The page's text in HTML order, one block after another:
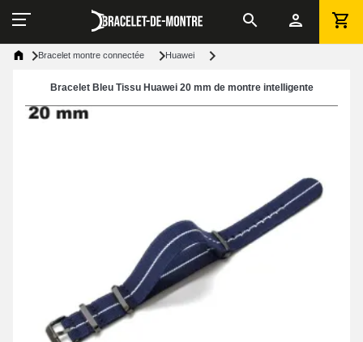
Bracelet montre connectée Huawei
Bracelet Bleu Tissu Huawei 20 mm de montre intelligente